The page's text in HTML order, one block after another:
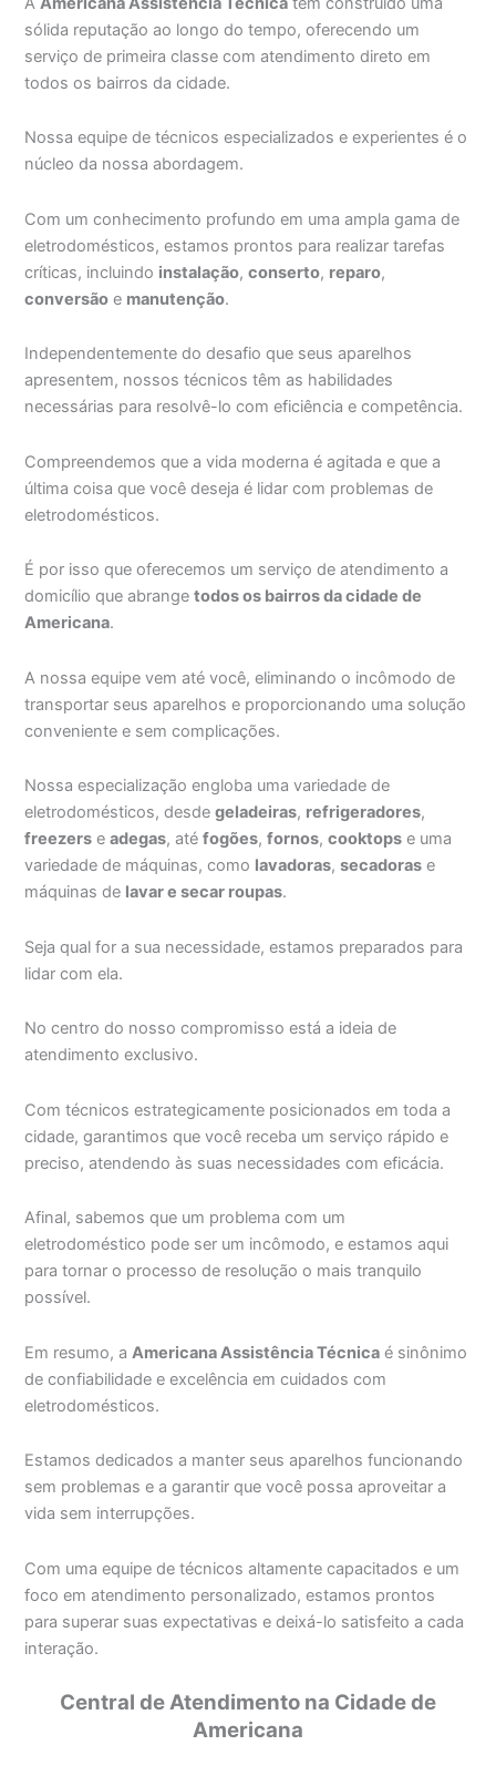
sólida reputação ao longo do tempo, oferecendo um
serviço de primeira classe com atendimento direto em
todos os bairros da cidade.
Nossa equipe de técnicos especializados e experientes é o
núcleo da nossa abordagem.
Com um conhecimento profundo em uma ampla gama de
eletrodomésticos, estamos prontos para realizar tarefas
críticas, incluindo instalação,conserto, reparo,
conversão e manutenção.
Independentemente do desafio que seus aparelhos
apresentem, nossos técnicos têm as habilidades
necessárias para resolvê-lo com eficiência e competência.
Compreendemos que a vida moderna é agitada e que a
última coisa que você deseja é lidar com problemas de
eletrodomésticos.
É por isso que oferecemos um serviço de atendimento a
domicílio que abrangetodos os bairros da cidade de
Americana.
A nossa equipe vem até você, eliminando o incômodo de
transportar seus aparelhos e proporcionando uma solução
conveniente e sem complicações.
Nossa especialização engloba uma variedade de
eletrodomésticos, desdegeladeiras, refrigeradores,
freezers eadegas, atéfogões,fornos,cooktops e uma
variedade de máquinas, como lavadoras,secadoras e
máquinas de lavar e secar roupas.
Seja qual for a sua necessidade, estamos preparados para
lidar com ela.
No centro do nosso compromisso está a ideia de
atendimento exclusivo.
Com técnicos estrategicamente posicionados em toda a
cidade, garantimos que você receba um serviço rápido e
preciso, atendendo às suas necessidades com eficácia.
Afinal, sabemos que um problema com um
eletrodoméstico pode ser um incômodo, e estamos aqui
para tornar o processo de resolução o mais tranquilo
possível.
Em resumo, aAmericana Assistência Técnica é sinônimo
de confiabilidade e excelência em cuidados com
eletrodomésticos.
Estamos dedicados a manter seus aparelhos funcionando
sem problemas e a garantir que você possa aproveitar a
vida sem interrupções.
Com uma equipe de técnicos altamente capacitados e um
foco em atendimento personalizado, estamos prontos
para superar suas expectativas e deixá-lo satisfeito a cada
interação.
Central de Atendimento na Cidade de
Americana